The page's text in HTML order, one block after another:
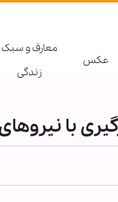
عکس
معارف و سبک
زندگی